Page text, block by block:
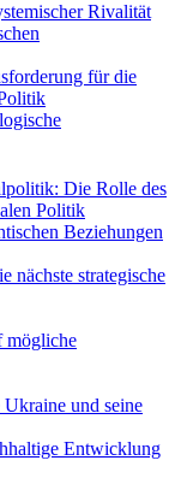
Rivalität
für die
Die Rolle des
Politik
Beziehungen
nächste strategische
mögliche
und seine
Entwicklung